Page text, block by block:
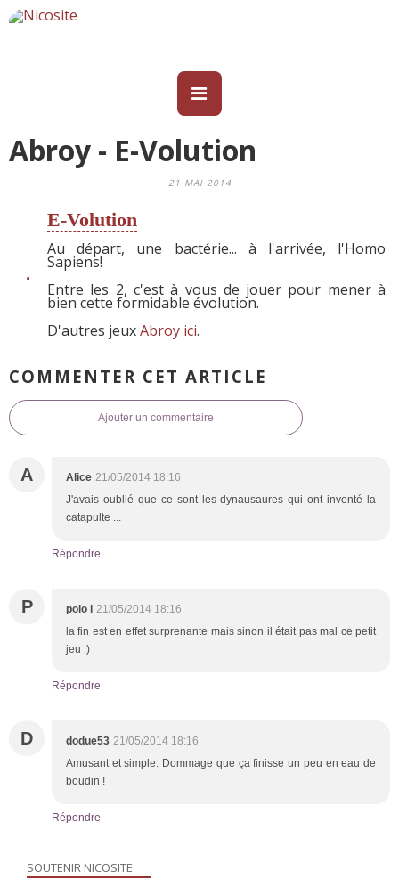
Abroy - E-Volution
21 MAI 2014
E-Volution
Au départ, une bactérie... à l'arrivée, l'Homo
Sapiens!
Entre les 2, c'est à vous de jouer pour mener à
bien cette formidable évolution.
D'autres jeuxAbroy ici.
COMMENTER CET ARTICLE
Ajouter un commentaire
A Alice 21/05/2014 18:16
J'avais oublié que ce sont les dynausaures qui ont inventé la
catapulte ...
Répondre
P polo l 21/05/2014 18:16
la fin est en effet surprenante mais sinon il était pas mal ce petit
jeu :)
Répondre
D dodue53 21/05/2014 18:16
Amusant et simple. Dommage que ça finisse un peu en eau de
boudin !
Répondre
SOUTENIR NICOSITE